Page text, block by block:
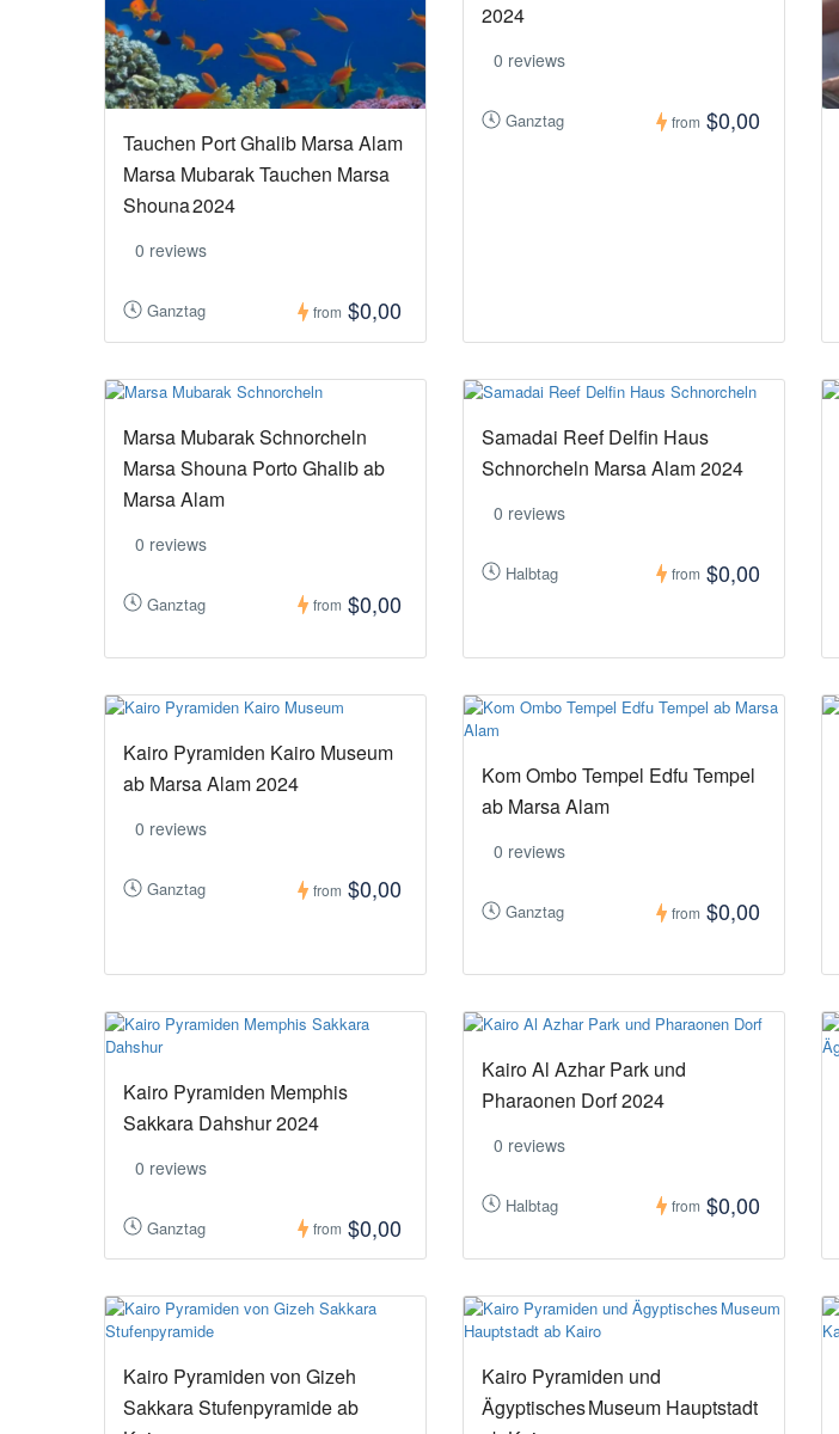
Tauchen Port Ghalib Marsa Alam
Marsa Mubarak Tauchen Marsa
Shouna 2024
0 reviews
Ganztag from $0,00
2024
0 reviews
Ganztag from $0,00
Marsa Mubarak Schnorcheln
Marsa Shouna Porto Ghalib ab
Marsa Alam
0 reviews
Ganztag from $0,00
Samadai Reef Delfin Haus
Schnorcheln Marsa Alam 2024
0 reviews
Halbtag from $0,00
Kairo Pyramiden Kairo Museum
ab Marsa Alam 2024
0 reviews
Ganztag from $0,00
Kom Ombo Tempel Edfu Tempel
ab Marsa Alam
0 reviews
Ganztag from $0,00
Kairo Pyramiden Memphis
Sakkara Dahshur 2024
0 reviews
Ganztag from $0,00
Kairo Al Azhar Park und
Pharaonen Dorf 2024
0 reviews
Halbtag from $0,00
Kairo Pyramiden von Gizeh
Sakkara Stufenpyramide ab
Kairo Pyramiden und
Ägyptisches Museum Hauptstadt